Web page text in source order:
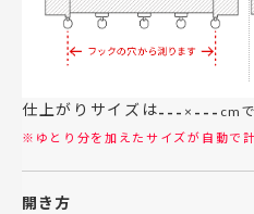
仕上がりサイズは--- × --- cm
※ゆとり分を加えたサイズが自動で計
開き方